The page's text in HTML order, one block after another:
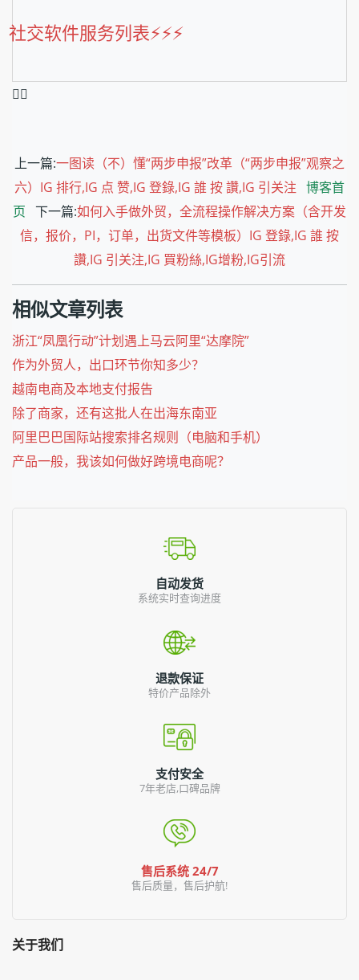
社交软件服务列表⚡️⚡️⚡️
❤️‍🔥
上一篇:一图读（不）懂“两步申报”改革（“两步申报”观察之
六）IG 排行,IG 点 赞,IG 登錄,IG 誰 按 讚,IG 引关注 博客首
页 下一篇:如何入手做外贸，全流程操作解决方案（含开发
信，报价，PI，订单，出货文件等模板）IG 登錄,IG 誰 按
讚,IG 引关注,IG 買粉絲,IG增粉,IG引流
相似文章列表
浙江“凤凰行动”计划遇上马云阿里“达摩院”
作为外贸人，出口环节你知多少？
越南电商及本地支付报告
除了商家，还有这批人在出海东南亚
阿里巴巴国际站搜索排名规则（电脑和手机）
产品一般，我该如何做好跨境电商呢？
自动发货
系统实时查询进度
退款保证
特价产品除外
支付安全
7年老店,口碑品牌
售后系统 24/7
售后质量，售后护航!
关于我们